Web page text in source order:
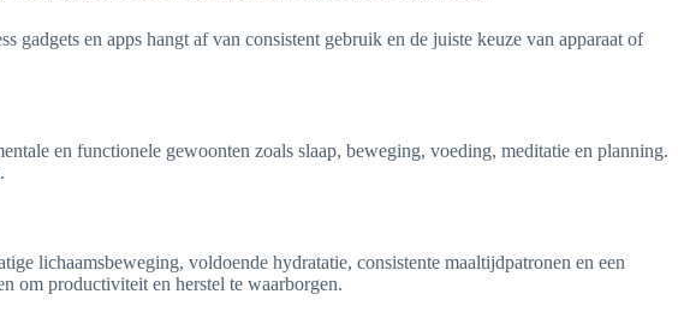
en apps hangt af van consistent gebruik en de juiste keuze van apparaat of
en functionele gewoonten zoals slaap, beweging, voeding, meditatie en planning.
lichaamsbeweging, voldoende hydratatie, consistente maaltijdpatronen en een
om productiviteit en herstel te waarborgen.